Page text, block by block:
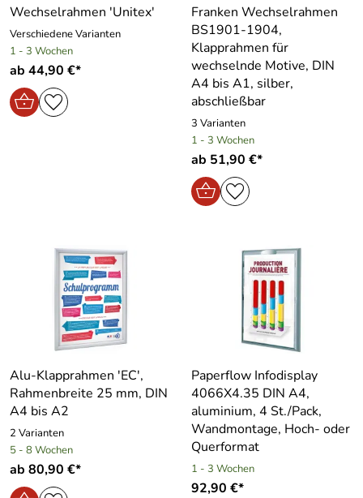
Wechselrahmen ′Unitex′
Verschiedene Varianten
1 - 3 Wochen
ab 44,90 €*
Franken Wechselrahmen
BS1901-1904,
Klapprahmen für
wechselnde Motive, DIN
A4 bis A1, silber,
abschließbar
3 Varianten
1 - 3 Wochen
ab 51,90 €*
Alu-Klapprahmen ′EC′,
Rahmenbreite 25 mm, DIN
A4 bis A2
2 Varianten
5 - 8 Wochen
ab 80,90 €*
Paperflow Infodisplay
4066X4.35 DIN A4,
aluminium, 4 St./Pack,
Wandmontage, Hoch- oder
Querformat
1 - 3 Wochen
92,90 €*